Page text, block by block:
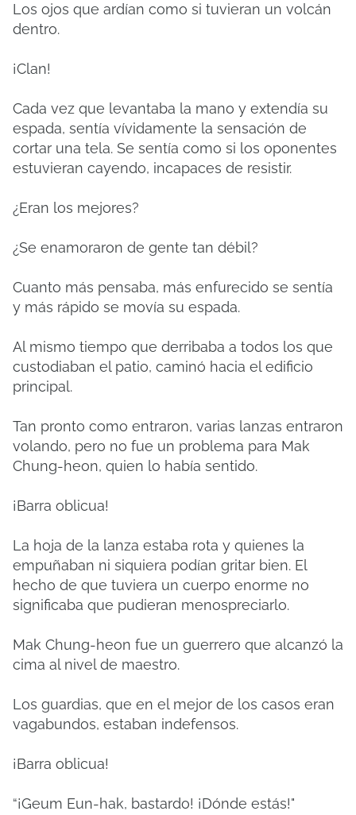
Los ojos que ardían como si tuvieran un volcán
dentro.
¡Clan!
Cada vez que levantaba la mano y extendía su
espada, sentía vívidamente la sensación de
cortar una tela. Se sentía como si los oponentes
estuvieran cayendo, incapaces de resistir.
¿Eran los mejores?
¿Se enamoraron de gente tan débil?
Cuanto más pensaba, más enfurecido se sentía
y más rápido se movía su espada.
Al mismo tiempo que derribaba a todos los que
custodiaban el patio, caminó hacia el edificio
principal.
Tan pronto como entraron, varias lanzas entraron
volando, pero no fue un problema para Mak
Chung-heon, quien lo había sentido.
¡Barra oblicua!
La hoja de la lanza estaba rota y quienes la
empuñaban ni siquiera podían gritar bien. El
hecho de que tuviera un cuerpo enorme no
significaba que pudieran menospreciarlo.
Mak Chung-heon fue un guerrero que alcanzó la
cima al nivel de maestro.
Los guardias, que en el mejor de los casos eran
vagabundos, estaban indefensos.
¡Barra oblicua!
“¡Geum Eun-hak, bastardo! ¡Dónde estás!"